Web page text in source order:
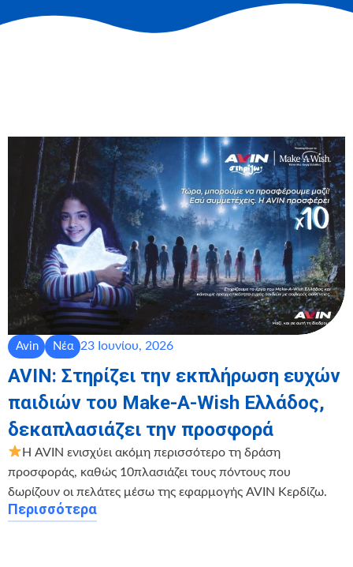
Avin Νέα 23 Ιουνίου, 2026
AVIN: Στηρίζει την εκπλήρωση ευχών
παιδιών του Make-A-Wish Ελλάδος,
δεκαπλασιάζει την προσφορά
Η AVIN ενισχύει ακόμη περισσότερο τη δράση
προσφοράς, καθώς 10πλασιάζει τους πόντους που
δωρίζουν οι πελάτες μέσω της εφαρμογής AVIN Κερδίζω.
Περισσότερα